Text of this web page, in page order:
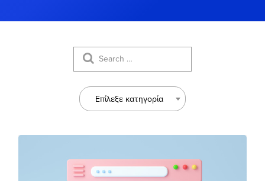
Επίλεξε κατηγορία